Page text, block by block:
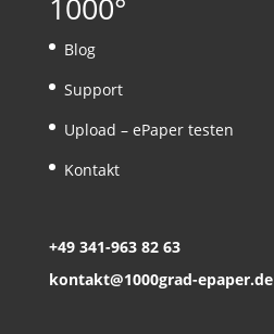
1000°
Blog
Support
Upload – ePaper testen
Kontakt
+49 341-963 82 63
kontakt@1000grad-epaper.de